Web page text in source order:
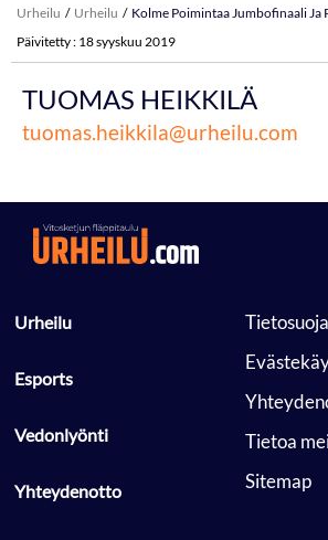
Urheilu Urheilu
Kolme Poimintaa Jumbofinaali
Päivitetty : 18 syyskuu 2019
TUOMAS HEIKKILÄ
tuomas.heikkila@urheilu.com
Urheilu
Esports
Vedonlyönti
Yhteydenotto
Tietoa
Sitemap